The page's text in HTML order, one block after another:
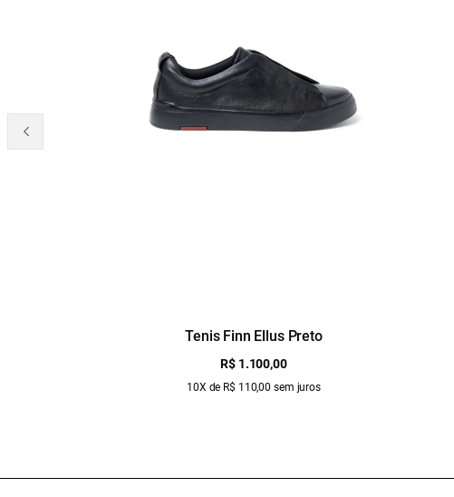
Tenis Finn Ellus Preto
R$ 1.100,00
10X de R$ 110,00 sem juros